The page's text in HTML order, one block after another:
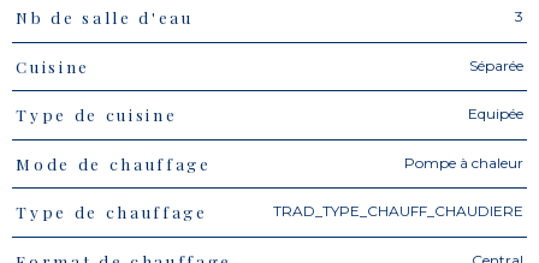
Nb de salle d'eau 3
Cuisine Séparée
Type de cuisine Equipée
Mode de chauffage Pompe à chaleur
Type de chauffage TRAD_TYPE_CHAUFF_CHAUDIERE